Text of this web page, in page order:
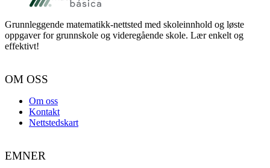
Grunnleggende matematikk-nettsted med skoleinnhold og løste
oppgaver for grunnskole og videregående skole. Lær enkelt og
effektivt!
OM OSS
Om oss
Kontakt
Nettstedskart
EMNER